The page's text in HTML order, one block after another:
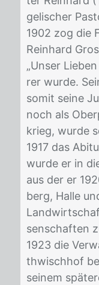
ge­lis­cher
1902 zog die
Rein­hard
„Un­ser
rer wur­de.
so­mit sei­ne
noch als
krieg, wur­de
1917 das
wur­de er in
aus der er
berg, Hal­le
sen­schaf­ten
1923 die
thwisch­hof
sei­nem